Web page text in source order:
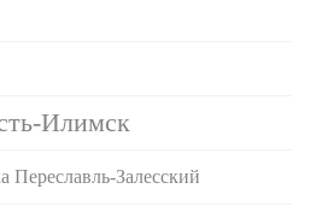
Илимск
Переславль-Залесский